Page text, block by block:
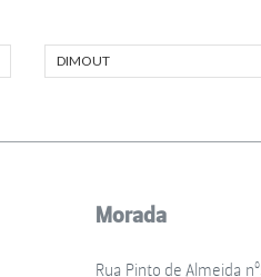
DIMOUT
Morada
Rua Pinto de Almeida